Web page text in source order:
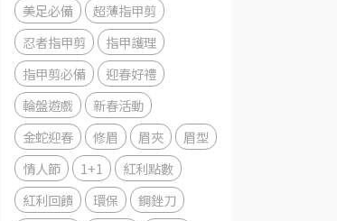
美足必備
超薄指甲剪
忍者指甲剪
指甲護理
指甲剪必備
迎春好禮
輪盤遊戲
新春活動
金蛇迎春
修眉 眉夾
眉型
情人節
1+1
紅利點數
紅利回饋
環保
鋼銼刀